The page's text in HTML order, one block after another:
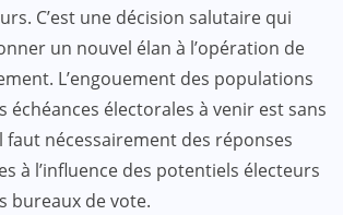
C’est une décision salutaire qui
un nouvel élan à l’opération de
L’engouement des populations
échéances électorales à venir est sans
faut nécessairement des réponses
à l’influence des potentiels électeurs
bureaux de vote.